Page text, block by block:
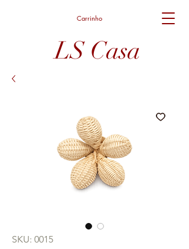
Carrinho
LS Casa
SKU: 0015